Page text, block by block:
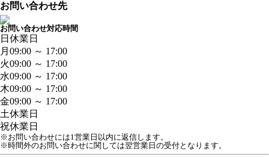
お問い合わせ先
お問い合わせ対応時間
日 休業日
月 09:00 ～ 17:00
火09:00 ～ 17:00
水09:00 ～ 17:00
木09:00 ～ 17:00
金09:00 ～ 17:00
土休業日
祝休業日
※お問い合わせには1営業日以内に返信します。
※時間外のお問い合わせに関しては翌営業日の受付となります。